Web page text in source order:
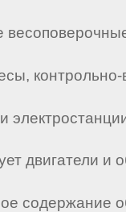
двигатели и
содержание